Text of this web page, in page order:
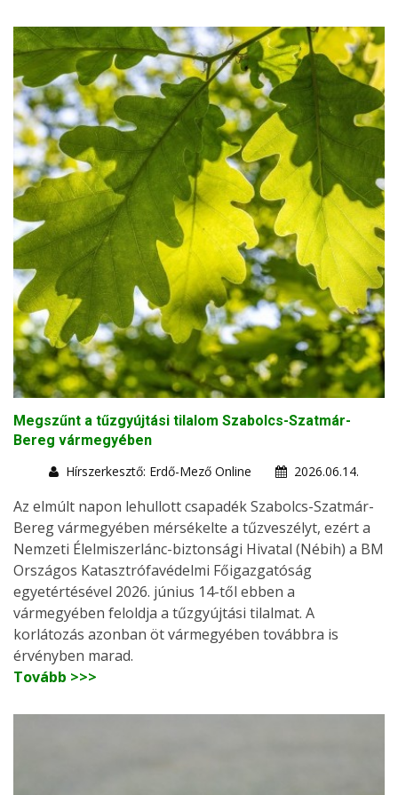
Megszűnt a tűzgyújtási tilalom Szabolcs-Szatmár-
Bereg vármegyében
Hírszerkesztő: Erdő-Mező Online
2026.06.14.
Az elmúlt napon lehullott csapadék Szabolcs-Szatmár-
Bereg vármegyében mérsékelte a tűzveszélyt, ezért a
Nemzeti Élelmiszerlánc-biztonsági Hivatal (Nébih) a BM
Országos Katasztrófavédelmi Főigazgatóság
egyetértésével 2026. június 14-től ebben a
vármegyében feloldja a tűzgyújtási tilalmat. A
korlátozás azonban öt vármegyében továbbra is
érvényben marad.
Tovább >>>